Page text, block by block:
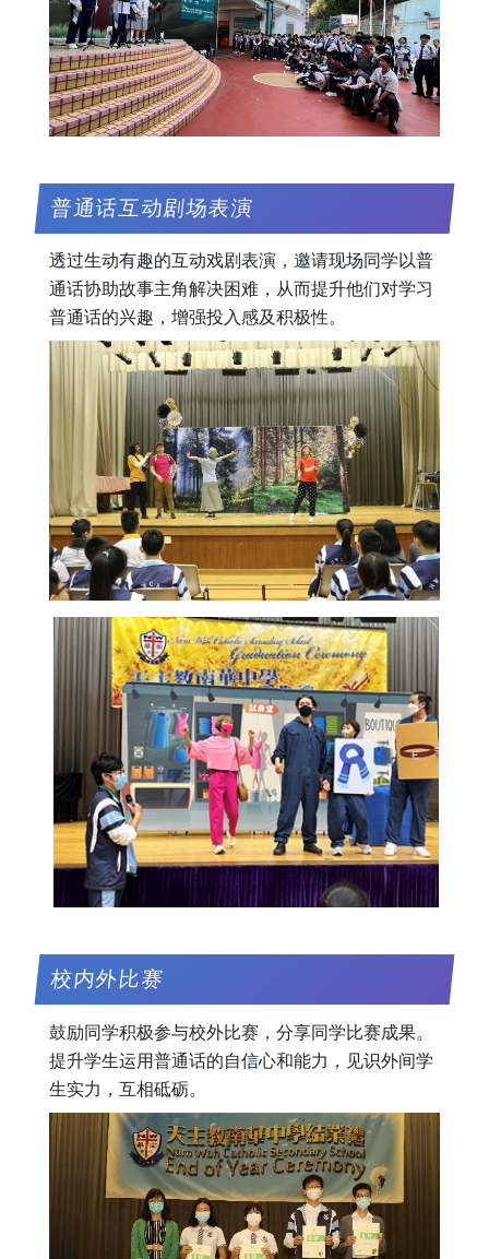
普通话互动剧场表演
透过生动有趣的互动戏剧表演，邀请现场同学以普
通话协助故事主角解决困难，从而提升他们对学习
普通话的兴趣，增强投入感及积极性。
校内外比赛
鼓励同学积极参与校外比赛，分享同学比赛成果。
提升学生运用普通话的自信心和能力，见识外间学
生实力，互相砥砺。